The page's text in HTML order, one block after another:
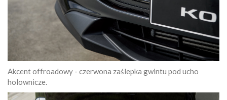
Akcent offroadowy - czerwona zaślepka gwintu pod ucho
holownicze.